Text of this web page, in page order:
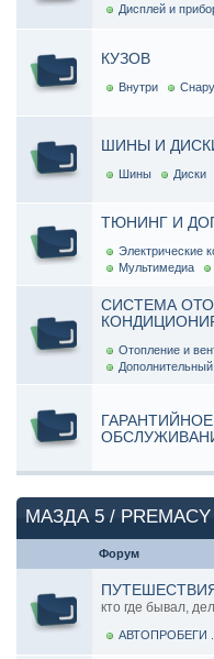
Дисплей и
КУЗОВ
Внутри
ШИНЫ И
Шины Диски
ТЮНИНГ И
Электрические
Мультимедиа
СИСТЕМА
Отопление и
МАЗДА 5 /
Форум
кто где бывал,
АВТОПРОБЕГИ ...